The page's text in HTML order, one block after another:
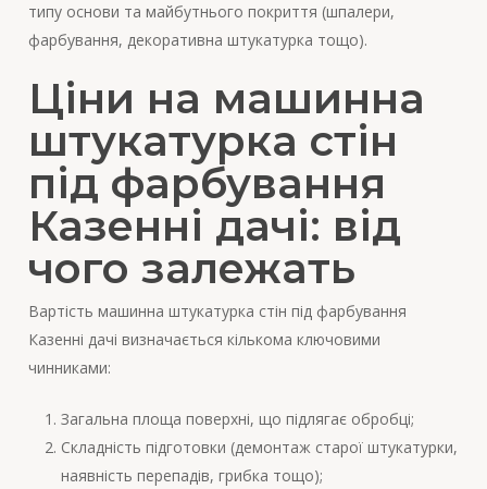
типу основи та майбутнього покриття (шпалери,
фарбування, декоративна штукатурка тощо).
Ціни на машинна
штукатурка стін
під фарбування
Казенні дачі: від
чого залежать
Вартість машинна штукатурка стін під фарбування
Казенні дачі визначається кількома ключовими
чинниками:
Загальна площа поверхні, що підлягає обробці;
Складність підготовки (демонтаж старої штукатурки,
наявність перепадів, грибка тощо);